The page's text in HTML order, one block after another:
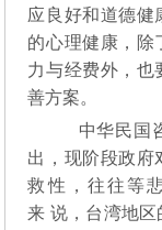
应良好和道德健
的心理健康，除
力与经费外，也
善方案。
中华民国
出，现阶段政府
救性，往往等
来 说，台湾地